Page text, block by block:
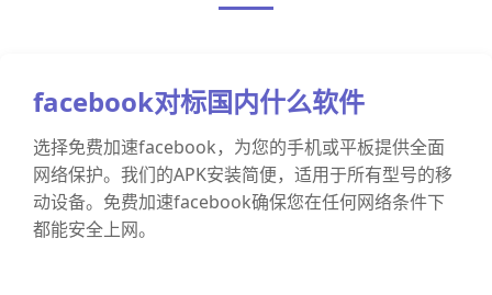
facebook对标国内什么软件
选择免费加速facebook，为您的手机或平板提供全面
网络保护。我们的APK安装简便，适用于所有型号的移
动设备。免费加速facebook确保您在任何网络条件下
都能安全上网。